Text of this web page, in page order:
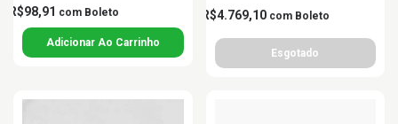
R$98,91 com Boleto R$4.769,10 com Boleto